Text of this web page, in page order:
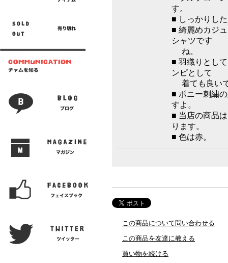
す。
■ しっかりし
■ 綺麗めカジ
シャツです
ね。
■ 羽織りとし
ンピとして
着ても良い
■ ポニー刺繍
すよ。
■ 当店の商品
ります。
■ 色は赤。
この商品について問い合わせる
この商品を友達に教える
買い物を続ける